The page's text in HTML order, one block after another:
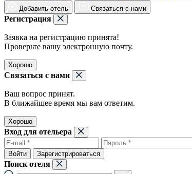
Добавить отель Связаться с нами
Регистрация
Заявка на регистрацию принята!
Проверьте вашу электронную почту.
Хорошо
Связаться с нами
Ваш вопрос принят.
В ближайшее время мы вам ответим.
Хорошо
Вход для отельера
Войти Зарегистрироваться
Поиск отеля